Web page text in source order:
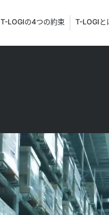
T-LOGIの4つの約束 T-LOGIと